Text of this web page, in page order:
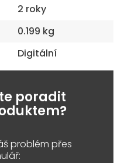
2 roky
0.199 kg
Digitální
poradit
problém přes